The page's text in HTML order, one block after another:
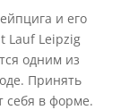
и его
Lauf Leipzig
одним из
Принять
себя в форме.